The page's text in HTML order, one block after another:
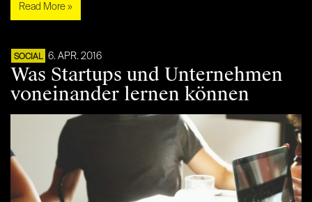
Read More »
SOCIAL 6. APR. 2016
Was Startups und Unternehmen
voneinander lernen können